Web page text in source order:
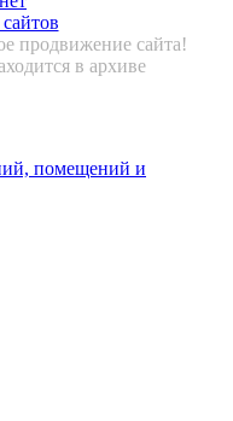
продвижение сайта!
в архиве
помещений и